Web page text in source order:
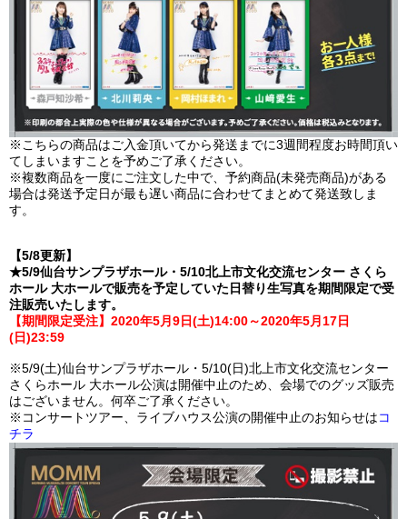
※こちらの商品はご入金頂いてから発送までに3週間程度お時間頂い
てしまいますことを予めご了承ください。
※複数商品を一度にご注文した中で、予約商品(未発売商品)がある
場合は発送予定日が最も遅い商品に合わせてまとめて発送致しま
す。
【5/8更新】
★5/9仙台サンプラザホール・5/10北上市文化交流センター さくら
ホール 大ホールで販売を予定していた日替り生写真を期間限定で受
注販売いたします。
【期間限定受注】2020年5月9日(土)14:00～2020年5月17日
(日)23:59
※5/9(土)仙台サンプラザホール・5/10(日)北上市文化交流センター
さくらホール 大ホール公演は開催中止のため、会場でのグッズ販売
はございません。何卒ご了承ください。
※コンサートツアー、ライブハウス公演の開催中止のお知らせはコ
チラ